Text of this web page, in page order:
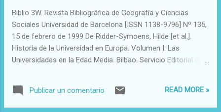
sotana, mientras que en Italia llevaban batas hasta los pies,
llamadas «cappas». La jornada del estudiante comenzaba a
las cinco de la mañana, con una misa obligatoria. El
almuerzo era a las diez d...
Biblio 3W. Revista Bibliográfica de Geografía y Ciencias
Sociales Universidad de Barcelona [ISSN 1138-9796] Nº 135,
15 de febrero de 1999 De Ridder-Symoens, Hilde [et al.].
Historia de la Universidad en Europa. Volumen I: Las
Universidades en la Edad Media. Bilbao: Servicio Editorial de
620-9. Maria Dolors Baena Tostado La vida universitaria y los
estudiantes Se analizan desde la perspectiva del acceso (no
muy riguroso en la época), de las características
Publicar un comentario READ MORE »